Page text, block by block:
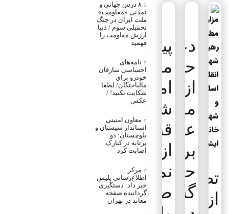
تصاویری
از
دعوت
حکیم
از
مردم
عراق
برای
حضور
گسترده
پیکر
مطهر
امام
شهید
قبل
از
نماز
صبح
۸ درس جهانی و
تمدنی «مقاومت»
ملت ایران در جنگ
تحمیلی سوم / دنیا
ارزش مقاومت را
فهمید
نامه‌های
احساسی سارقان
خودرو برای
مالباختگان/ لطفا
شکایت نکنید! /
عکس
معاون امنیتی
استاندار سیستان و
بلوچستان: دو
پرتابه در کنارک
اصابت کرد
مرکز
اطلاع‌رسانی پلیس
خبر داد: دستگیری
گرداننده صفحه
معاند در تهران